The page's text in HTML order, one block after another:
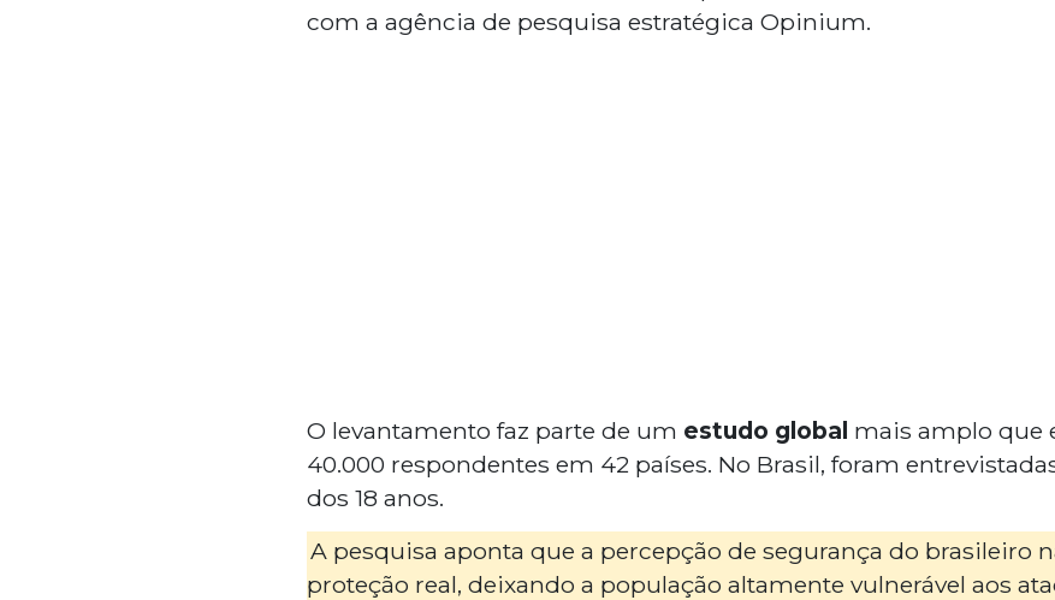
com a agência de pesquisa estratégica Opinium.
O levantamento faz parte de um estudo global mais amplo que
40.000 respondentes em 42 países. No Brasil, foram
dos 18 anos.
A pesquisa aponta que a percepção de segurança do brasileiro
proteção real, deixando a população altamente vulnerável aos